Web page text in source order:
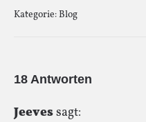
Kategorie:Blog
18 Antworten
Jeevessagt: